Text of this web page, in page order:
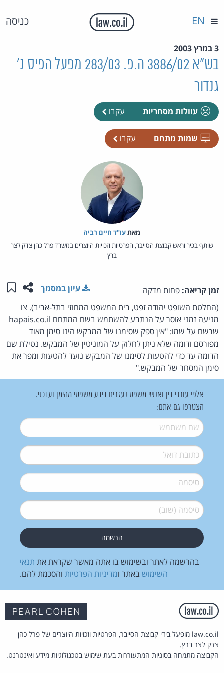
כניסה EN
3 במרץ 2003
בש"א 3886/02 ה.פ. 283/03 מפעל הפיס נ'
גנדור
עוולות מסחריות עקבו
שמות מתחם עקבו
מאת‏עו"ד חיים רביה
שותף בכיר וראש קבוצת הסייבר, הפרטיות וזכויות היוצרים במשרד פרל כהן צדק לצר
ברץ
זמן קריאה: פחות מדקה שתפו
עיון במסמך
(החלטת השופט יהודה זפט, בית המשפט המחוזי בתל-אביב). צו
מניעה זמני אוסר על הנתבע להשתמש בשם המתחם hapais.co.il
שרשם על שמו: "אין ספק שסימנו של המבקש הינו סימן מאוד
מפורסם ודומה שלא ניתן לחלוק על המוניטין של המבקש. נטילת שם
הדומה עד כדי להטעות לסימנו של המבקש נועד להטעות ומפר את
סימן המסחר של המבקש."
אלפי עורכי דין ואנשי משפט נעזרים בידע משפטי מהימן ועדכני.
הצטרפו גם אתם:
שם משתמש*
דואל*
סיסמה*
סיסמה (שוב)*
בהרשמה לאתר ובשימוש בו אתה מאשר שקראת את תנאי
השימוש באתר ומדיניות הפרטיות והסכמת להם.
law.co.il מופעל בידי קבוצת הסייבר, הפרטיות וזכויות היוצרים של פרל כהן
צדק לצר ברץ.
הקבוצה מתמחה בסוגיות המתעוררות בעת שימוש בטכנולוגיות מידע ואינטרנט.